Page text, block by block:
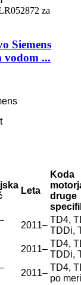
Siemens
vodom ...
Leta
Koda
druge
2011–
TD4,
TDDi,
2011–
TD4,
TDDi,
2011–
TD4,
po meri